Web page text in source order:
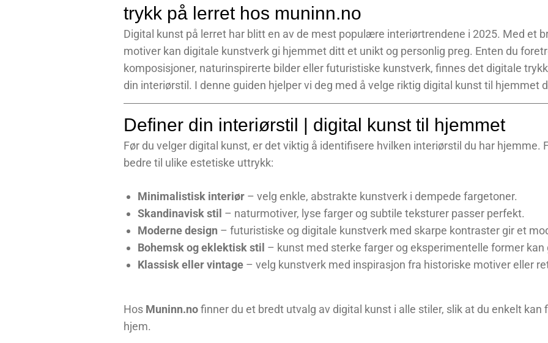
trykk på lerret hos muninn.no
Digital kunst på lerret har blitt en av de mest populære interiørtrendene i 2025. Med et
motiver kan digitale kunstverk gi hjemmet ditt et unikt og personlig preg. Enten du
komposisjoner, naturinspirerte bilder eller futuristiske kunstverk, finnes det digitale
din interiørstil. I denne guiden hjelper vi deg med å velge riktig digital kunst til hjemmet
Definer din interiørstil | digital kunst til hjemmet
Før du velger digital kunst, er det viktig å identifisere hvilken interiørstil du har hjemme.
bedre til ulike estetiske uttrykk:
Minimalistisk interiør – velg enkle, abstrakte kunstverk i dempede fargetoner.
Skandinavisk stil – naturmotiver, lyse farger og subtile teksturer passer perfekt.
Moderne design – futuristiske og digitale kunstverk med skarpe kontraster gir et
Bohemsk og eklektisk stil – kunst med sterke farger og eksperimentelle former
Klassisk eller vintage – velg kunstverk med inspirasjon fra historiske motiver eller
Hos Muninn.nofinner du et bredt utvalg av digital kunst i alle stiler, slik at du enkelt
hjem.